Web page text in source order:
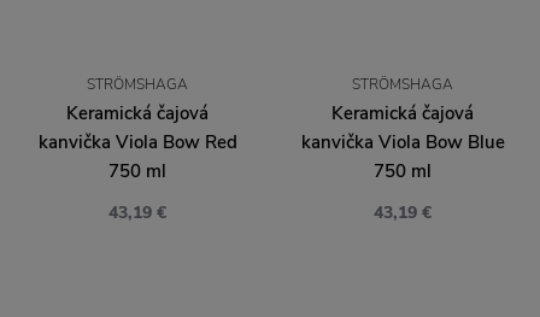
STRÖMSHAGA
Keramická čajová
kanvička Viola Bow Red
750 ml
43,19 €
STRÖMSHAGA
Keramická čajová
kanvička Viola Bow Blue
750 ml
43,19 €